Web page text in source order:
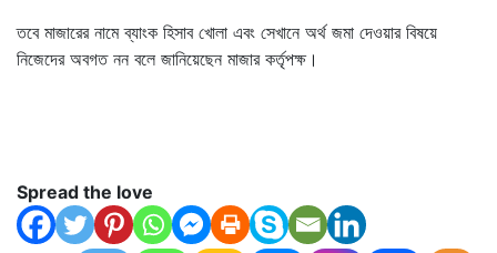
তবে মাজারের নামে ব্যাংক হিসাব খোলা এবং সেখানে অর্থ জমা দেওয়ার বিষয়ে
নিজেদের অবগত নন বলে জানিয়েছেন মাজার কর্তৃপক্ষ।
Spread the love